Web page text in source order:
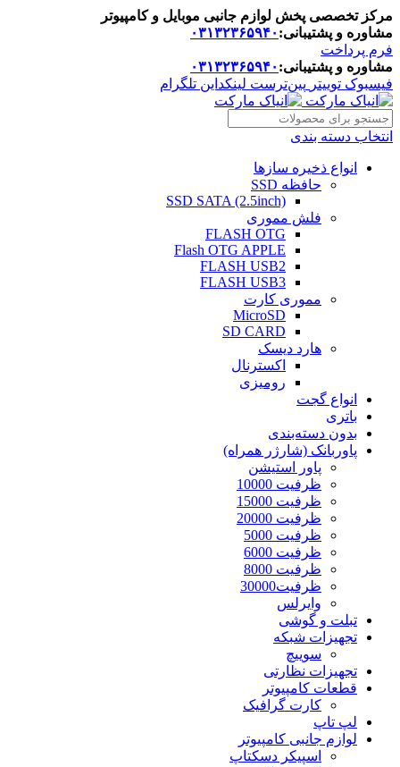
مرکز تخصصی پخش لوازم جانبی موبایل و کامپیوتر
مشاوره و پشتیبانی: ۰۳۱۳۲۳۶۵۹۴۰
فرم پرداخت
مشاوره و پشتیبانی: ۰۳۱۳۲۳۶۵۹۴۰
فیسبوک توییتر پین‌ترست لینکداین تلگرام
انتخاب دسته بندی
انواع ذخیره سازها
حافظه SSD
SSD SATA (2.5inch)
فلش مموری
FLASH OTG
Flash OTG APPLE
FLASH USB2
FLASH USB3
مموری کارت
MicroSD
SD CARD
هارد دیسک
اکسترنال
رومیزی
انواع گجت
باتری
بدون دسته‌بندی
پاوربانک (شارژر همراه)
پاور استیشن
ظرفیت 10000
ظرفیت 15000
ظرفیت 20000
ظرفیت 5000
ظرفیت 6000
ظرفیت 8000
ظرفیت30000
وایرلس
تبلت و گوشی
تجهیزات شبکه
سوییچ
تجهیزات نظارتی
قطعات کامپیوتر
کارت گرافیک
لپ تاپ
لوازم جانبی کامپیوتر
اسپیکر دسکتاپ